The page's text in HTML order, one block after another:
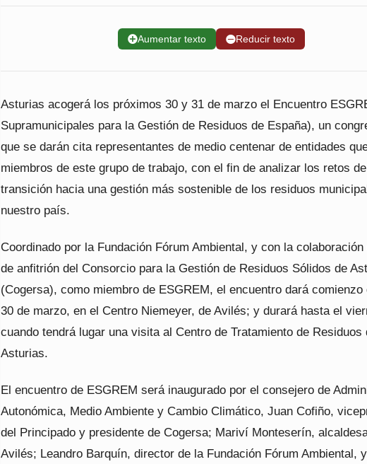
➕Aumentar texto ➖Reducir texto
Asturias acogerá los próximos 30 y 31 de marzo el Encuentro
Supramunicipales para la Gestión de Residuos de España), un
que se darán cita representantes de medio centenar de entidades
miembros de este grupo de trabajo, con el fin de analizar los retos
transición hacia una gestión más sostenible de los residuos
nuestro país.
Coordinado por la Fundación Fórum Ambiental, y con la
de anfitrión del Consorcio para la Gestión de Residuos Sólidos de
(Cogersa), como miembro de ESGREM, el encuentro dará comienzo
30 de marzo, en el Centro Niemeyer, de Avilés; y durará hasta el
cuando tendrá lugar una visita al Centro de Tratamiento de Residuos
Asturias.
El encuentro de ESGREM será inaugurado por el consejero de
Autonómica, Medio Ambiente y Cambio Climático, Juan Cofiño,
del Principado y presidente de Cogersa; Mariví Monteserín,
Avilés; Leandro Barquín, director de la Fundación Fórum Ambiental,